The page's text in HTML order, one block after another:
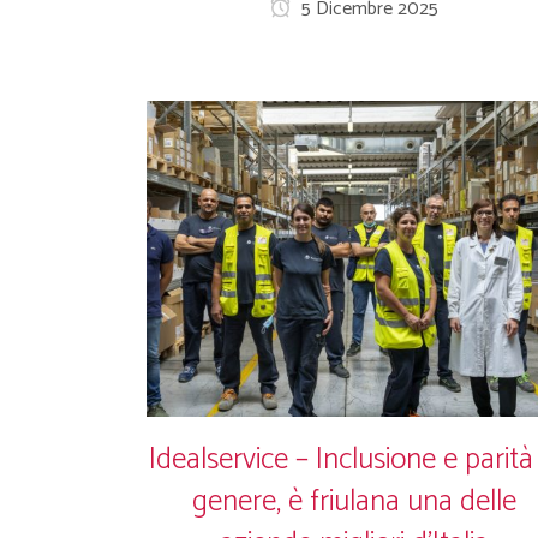
5 Dicembre 2025
Idealservice – Inclusione e
genere, è friulana una delle